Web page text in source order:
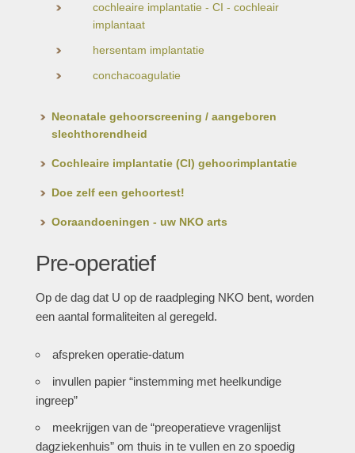
cochleaire implantatie - CI - cochleair
implantaat
hersentam implantatie
conchacoagulatie
Neonatale gehoorscreening / aangeboren
slechthorendheid
Cochleaire implantatie (CI) gehoorimplantatie
Doe zelf een gehoortest!
Ooraandoeningen - uw NKO arts
Pre-operatief
Op de dag dat U op de raadpleging NKO bent, worden
een aantal formaliteiten al geregeld.
afspreken operatie-datum
invullen papier “instemming met heelkundige
ingreep”
meekrijgen van de “preoperatieve vragenlijst
dagziekenhuis” om thuis in te vullen en zo spoedig